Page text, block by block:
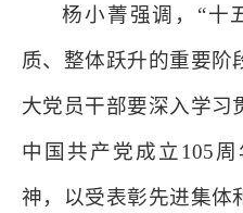
杨小菁强调，“十
质、整体跃升的重要阶
大党员干部要深入学习
中国共产党成立105
神，以受表彰先进集体